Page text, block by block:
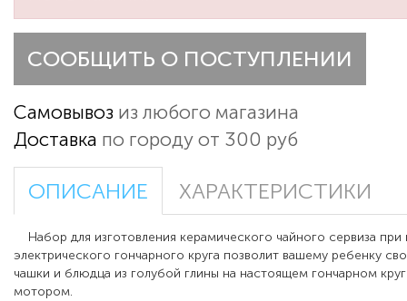
СООБЩИТЬ О ПОСТУПЛЕНИИ
Самовывоз из любого магазина
Доставка по городу от 300 руб
ОПИСАНИЕ ХАРАКТЕРИСТИКИ
Набор для изготовления керамического чайного сервиза
электрического гончарного круга позволит вашему ребенку
чашки и блюдца из голубой глины на настоящем гончарном
мотором.